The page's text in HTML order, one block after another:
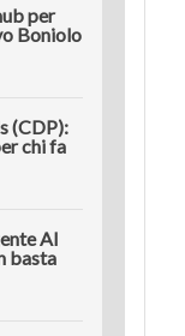
per
Boniolo
(CDP):
chi fa
AI
basta